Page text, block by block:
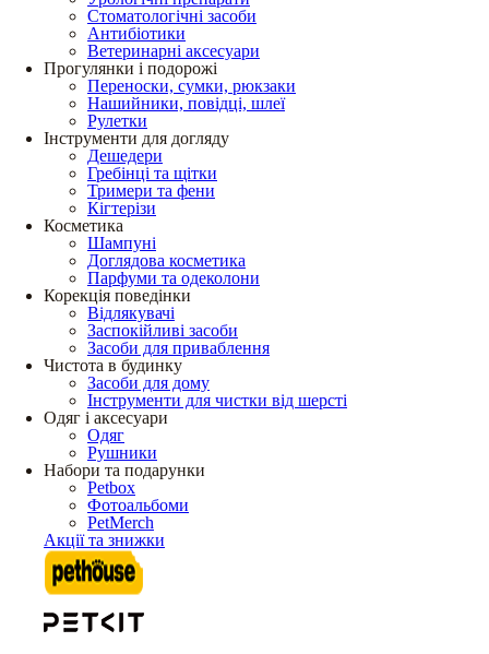
Стоматологічні засоби
Антибіотики
Ветеринарні аксесуари
Прогулянки і подорожі
Переноски, сумки, рюкзаки
Нашийники, повідці, шлеї
Рулетки
Інструменти для догляду
Дешедери
Гребінці та щітки
Тримери та фени
Кігтерізи
Косметика
Шампуні
Доглядова косметика
Парфуми та одеколони
Корекція поведінки
Відлякувачі
Заспокійливі засоби
Засоби для приваблення
Чистота в будинку
Засоби для дому
Інструменти для чистки від шерсті
Одяг і аксесуари
Одяг
Рушники
Набори та подарунки
Petbox
Фотоальбоми
PetMerch
Акції та знижки